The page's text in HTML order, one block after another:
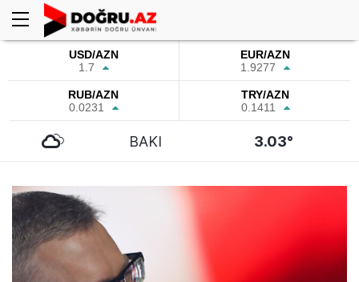
USD/AZN
1.7
EUR/AZN
1.9277
RUB/AZN
0.0231
TRY/AZN
0.1411
BAKI 3.03°